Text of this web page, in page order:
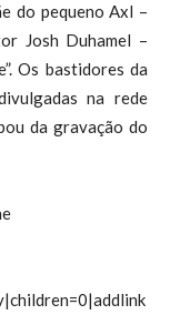
do pequeno Axl –
Josh Duhamel –
Os bastidores da
na rede
da gravação do